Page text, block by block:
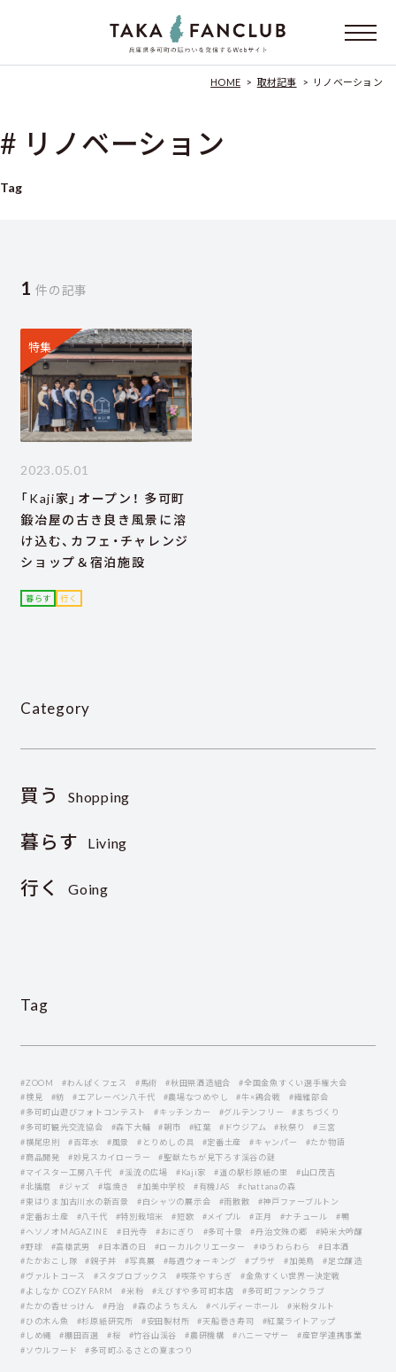
HOME > 取材記事 > リノベーション
# リノベーション
Tag
1 件の記事
特集
2023.05.01
「Kaji家」オープン！ 多可町
鍛冶屋の古き良き風景に溶
け込む、カフェ・チャレンジ
ショップ＆宿泊施設
暮らす 行く
Category
買う Shopping
暮らす Living
行く Going
Tag
#ZOOM #わんぱくフェス #馬術 #秋田県酒造組合
#全国金魚すくい選手権大会
#検見
#紡 #エアレーベン八千代 #農場なつめやし #牛×鶏合戦
#繊維部会
#多可町山遊びフォトコンテスト
#キッチンカー #グルテンフリー
#まちづくり
#多可町観光交流協会
#森下大輔 #朝市 #紅葉 #ドウジアム #秋祭り
#三宮
#横尾忠則
#百年水 #風景 #とりめしの具 #定番土産 #キャンパー
#たか物語
#商品開発
#妙見スカイローラー
#聖獣たちが見下ろす渓谷の謎
#マイスター工房八千代
#渓流の広場 #Kaji家 #道の駅杉原紙の里
#山口茂吉
#北播磨
#ジャズ #塩焼き #加美中学校 #有機JAS
#chattanaの森
#東はりま加古川水の新百景
#白シャツの展示会 #雨散散
#神戸ファーブルトン
#定番お土産
#八千代 #特別栽培米 #短歌 #メイプル #正月 #ナチュール
#鴨
#ヘソノオMAGAZINE
#日光寺 #おにぎり #多可十景 #丹治文殊の郷
#純米大吟醸
#野球
#高橋武男 #日本酒の日 #ローカルクリエーター #ゆうわらわら
#日本酒
#たかおこし隊
#親子丼 #写真展 #毎週ウォーキング #プラザ #加美鳥
#足立醸造
#ヴァルトコース
#スタブロブックス #喫茶やすらぎ
#金魚すくい世界一決定戦
#よしなか COZY FARM
#米粉 #えびすや多可町本店
#多可町ファンクラブ
#たかの香せっけん
#丹治 #森のようちえん #ベルディーホール
#米粉タルト
#ひの木ん魚
#杉原紙研究所 #安田製材所 #天船巻き寿司
#紅葉ライトアップ
#しめ縄
#棚田百選 #桜 #竹谷山渓谷 #農研機構 #ハニーマザー
#産官学連携事業
#ソウルフード
#多可町ふるさとの夏まつり